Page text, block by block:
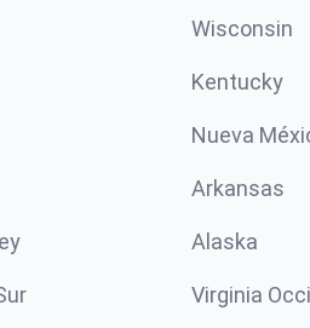
Wisconsin
Kentucky
Nueva
Arkansas
Alaska
Virginia